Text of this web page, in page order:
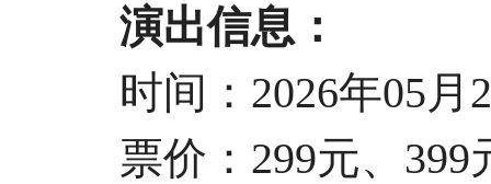
演出信息：
时间：2026年05月
票价：299元、399